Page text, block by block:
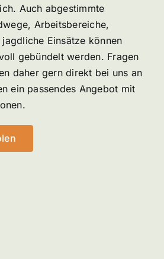
Auch abgestimmte
Arbeitsbereiche,
Einsätze können
gebündelt werden. Fragen
daher gern direkt bei uns an
ein passendes Angebot mit